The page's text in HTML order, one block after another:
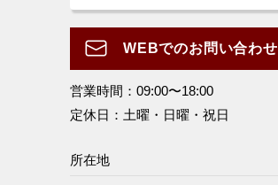
WEBでのお問い合わせ
営業時間：09:00〜18:00
定休日：土曜・日曜・祝日
所在地